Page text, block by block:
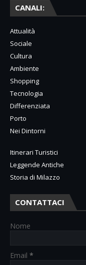
CANALI:
Attualità
Sociale
Cultura
Ambiente
Shopping
Tecnologia
Differenziata
Porto
Nei Dintorni
Itinerari Turistici
Leggende Antiche
Storia di Milazzo
CONTATTACI
Nome
Email *